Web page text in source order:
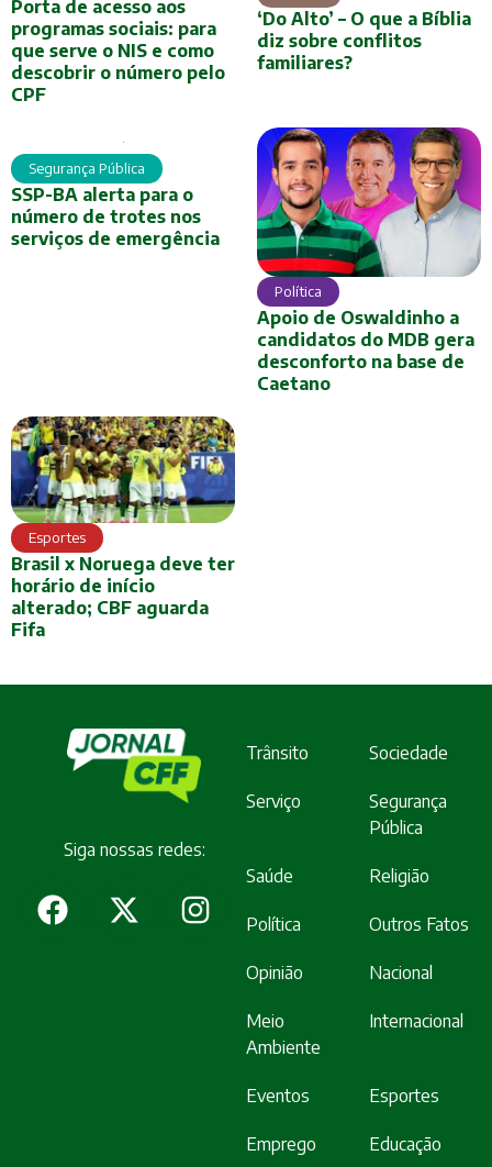
Porta de acesso aos
programas sociais: para
que serve o NIS e como
descobrir o número pelo
CPF
‘Do Alto’ – O que a Bíblia
diz sobre conflitos
familiares?
Segurança Pública
SSP-BA alerta para o
número de trotes nos
serviços de emergência
Política
Apoio de Oswaldinho a
candidatos do MDB gera
desconforto na base de
Caetano
Esportes
Brasil x Noruega deve ter
horário de início
alterado; CBF aguarda
Fifa
Siga nossas redes:
Trânsito Sociedade
Serviço
Segurança
Pública
Saúde Religião
Política Outros Fatos
Opinião Nacional
Meio
Ambiente
Internacional
Eventos Esportes
Emprego Educação